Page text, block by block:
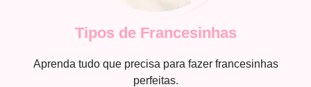
Tipos de Francesinhas
Aprenda tudo que precisa para fazer francesinhas
perfeitas.